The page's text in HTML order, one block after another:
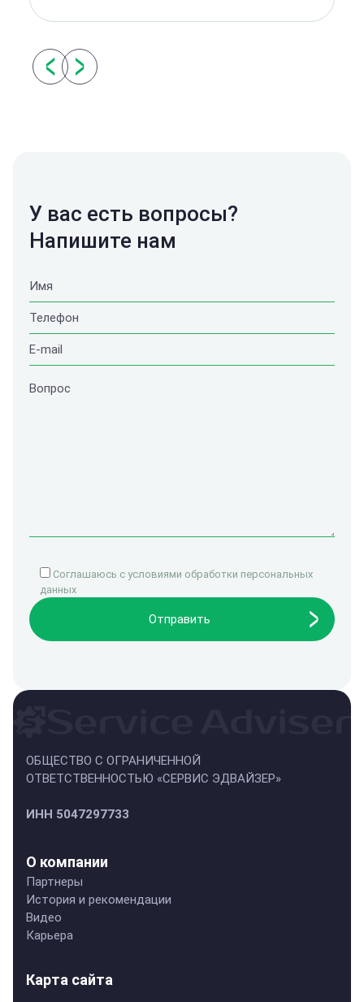
У вас есть вопросы?
Напишите нам
Соглашаюсь с условиями обработки персональных
данных
ОБЩЕСТВО С ОГРАНИЧЕННОЙ
ОТВЕТСТВЕННОСТЬЮ «СЕРВИС ЭДВАЙЗЕР»
ИНН 5047297733
О компании
Партнеры
История и рекомендации
Видео
Карьера
Карта сайта